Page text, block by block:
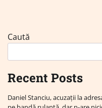
Caută
Recent Posts
Daniel Stanciu, acuzații la